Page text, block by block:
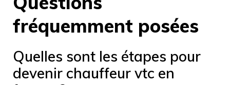
fréquemment posées
Quelles sont les étapes pour
devenir chauffeur vtc en